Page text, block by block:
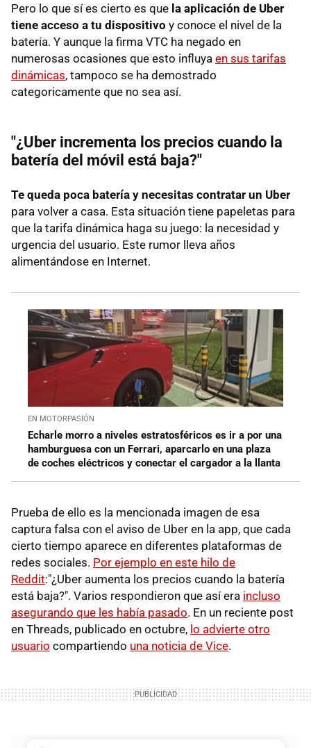
Pero lo que sí es cierto es que la aplicación de Uber
tiene acceso a tu dispositivo y conoce el nivel de la
batería. Y aunque la firma VTC ha negado en
numerosas ocasiones que esto influya en sus tarifas
dinámicas, tampoco se ha demostrado
categoricamente que no sea así.
"¿Uber incrementa los precios cuando la
batería del móvil está baja?"
Te queda poca batería y necesitas contratar un Uber
para volver a casa. Esta situación tiene papeletas para
que la tarifa dinámica haga su juego: la necesidad y
urgencia del usuario. Este rumor lleva años
alimentándose en Internet.
EN MOTORPASIÓN
Echarle morro a niveles estratosféricos es ir a por una
hamburguesa con un Ferrari, aparcarlo en una plaza
de coches eléctricos y conectar el cargador a la llanta
Prueba de ello es la mencionada imagen de esa
captura falsa con el aviso de Uber en la app, que cada
cierto tiempo aparece en diferentes plataformas de
redes sociales. Por ejemplo en este hilo de
Reddit:"¿Uber aumenta los precios cuando la batería
está baja?". Varios respondieron que así era incluso
asegurando que les había pasado. En un reciente post
en Threads, publicado en octubre, lo advierte otro
usuario compartiendo una noticia de Vice.